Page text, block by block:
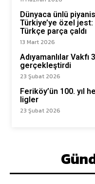
Dünyaca ünlü
Türkiye’ye özel
Türkçe parça çaldı
13 Mart 2026
Adıyamanlılar
gerçekleştirdi
23 Şubat 2026
Feriköy’ün 100. yıl
ligler
23 Şubat 2026